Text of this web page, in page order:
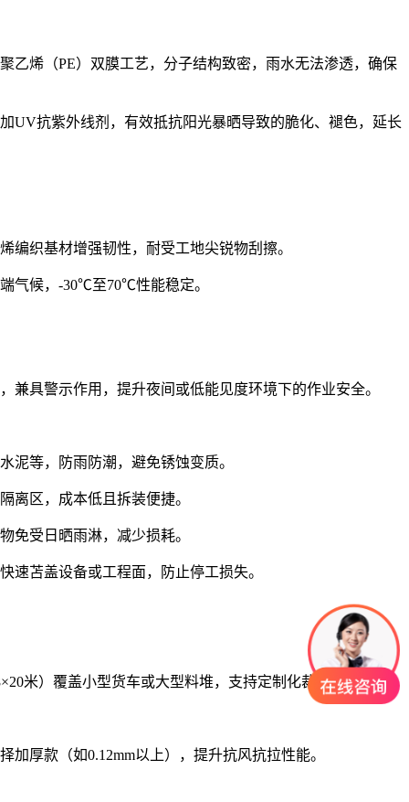
乙烯（PE）双膜工艺，分子结构致密，雨水无法渗透，确保
UV抗紫外线剂，有效抵抗阳光暴晒导致的脆化、褪色，延长
编织基材增强韧性，耐受工地尖锐物刮擦。
气候，-30℃至70℃性能稳定。
兼具警示作用，提升夜间或低能见度环境下的作业安全。
泥等，防雨防潮，避免锈蚀变质。
离区，成本低且拆装便捷。
免受日晒雨淋，减少损耗。
速苫盖设备或工程面，防止停工损失。
米）覆盖小型货车或大型料堆，支持定制化裁剪。
加厚款（如0.12mm以上），提升抗风抗拉性能。